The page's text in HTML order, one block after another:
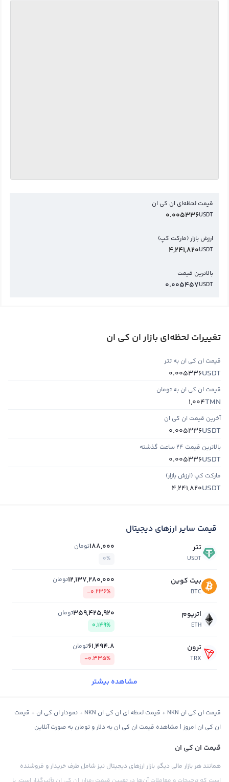
قیمت لحظه‌ای ان کی ان
USDT
0.005336
ارزش بازار (مارکت کپ)
USDT
4,241,820
بالاترین قیمت
USDT
0.005457
تغییرات لحظه‌ای بازار ان کی ان
قیمت ان کی ان به تتر
USDT
0.005336
قیمت ان کی ان به تومان
TMN
1,004
آخرین قیمت ان کی ان
USDT
0.005336
بالاترین قیمت ۲۴ ساعت گذشته
USDT
0.005336
مارکت کپ (ارزش بازار)
USDT
4,241,820
قیمت سایر ارزهای دیجیتال
تتر
USDT
188,000تومان
0%
بیت کوین
BTC
12,137,280,000تومان
-0.236%
اتریوم
ETH
359,425,920تومان
0.149%
ترون
TRX
61,494.8تومان
-0.335%
مشاهده بیشتر
قیمت ان کی ان NKN + قیمت لحظه ای ان کی ان NKN + نمودار ان کی ان + قیمت
ان کی ان امروز | مشاهده قیمت ان کی ان به دلار و تومان به صورت آنلاین
قیمت ان کی ان
همانند هر بازار مالی دیگر، بازار ارزهای دیجیتال نیز شامل طرف خریدار و فروشنده